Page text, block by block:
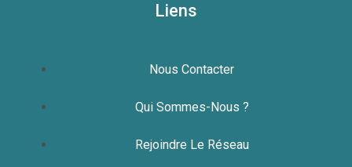
Liens
Nous Contacter
Qui Sommes-Nous ?
Rejoindre Le Réseau